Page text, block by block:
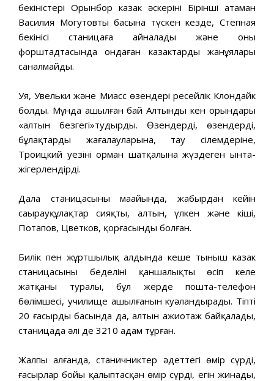
бекіністері Орынбор казак әскерінің Бірінші атаман
Василия Могутовтың басына түскен кезде, Степная
бекінісі станицаға айналады және оның
форштадтасында ондаған казактардың жанұялары
саналмайды.
Уя, Увельки және Миасс өзендері ресейлік Клондайк
болды. Мұнда ашылған бай Алтынды кен орындары
«алтын безгегі»тудырды. Өзендердің, өзендердің,
бұлақтардың жағалауларына, тау сілемдеріне,
Троицкий уезінің орман шатқалына жүздеген ынта-
жігерлендірді.
Дала станицасының маңайында, жаңбырдан кейін
саңырауқұлақтар сияқты, алтын, үлкен және кіші,
Потапов, Цветков, қорғасынды болған.
Билік пен жұртшылық алдында кеше тыныш казак
станицасының беделінің қаншалықты өсіп келе
жатқаны туралы, бұл жерде пошта-телефон
бөлімшесі, училище ашылғанын куәландырады. Тіпті
20 ғасырдың басында да, алтын ажиотаж байқалады,
станицада әлі де 3210 адам тұрған.
Жалпы алғанда, станичниктер әдеттегі өмір сүрді,
ғасырлар бойы қалыптасқан өмір сүрді, егін жинады,